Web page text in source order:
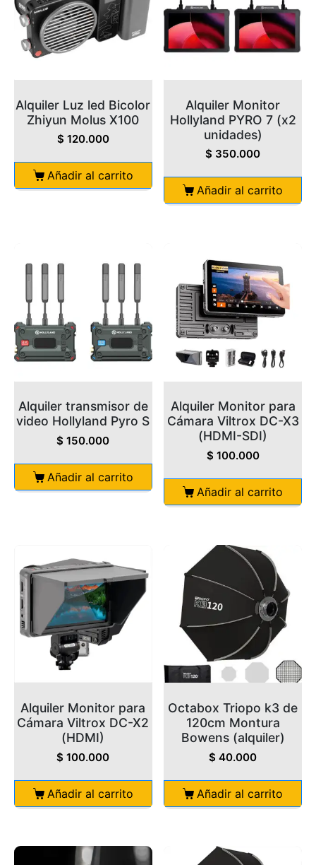
Alquiler Luz led Bicolor
Zhiyun Molus X100
$ 120.000
Añadir al carrito
Alquiler Monitor
Hollyland PYRO 7 (x2
unidades)
$ 350.000
Añadir al carrito
Alquiler transmisor de
video Hollyland Pyro S
$ 150.000
Añadir al carrito
Alquiler Monitor para
Cámara Viltrox DC-X3
(HDMI-SDI)
$ 100.000
Añadir al carrito
Alquiler Monitor para
Cámara Viltrox DC-X2
(HDMI)
$ 100.000
Añadir al carrito
Octabox Triopo k3 de
120cm Montura
Bowens (alquiler)
$ 40.000
Añadir al carrito